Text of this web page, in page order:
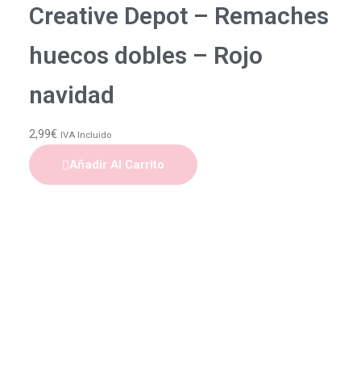
Creative Depot – Remaches
huecos dobles – Rojo
navidad
2,99€ IVA Incluido
Añadir Al Carrito